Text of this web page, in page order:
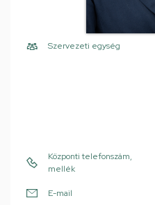
Szervezeti egység
Központi telefonszám,
mellék
E-mail